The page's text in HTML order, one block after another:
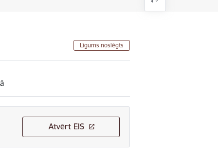
Līgums noslēgts
Atvērt EIS